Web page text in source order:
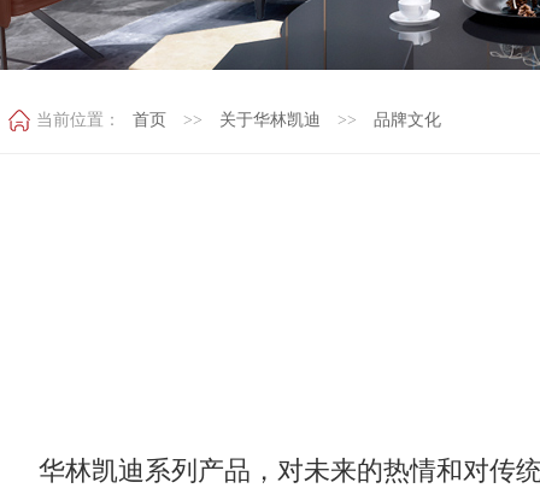
当前位置： 首页 >> 关于华林凯迪 >> 品牌文化
华林凯迪系列产品，对未来的热情和对传